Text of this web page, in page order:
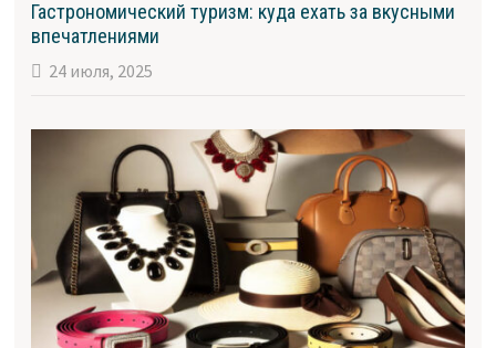
Гастрономический туризм: куда ехать за вкусными
впечатлениями
24 июля, 2025